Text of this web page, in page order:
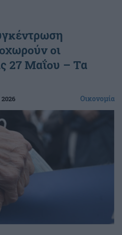
οι
27 Μαΐου – Τα
Οικονομία